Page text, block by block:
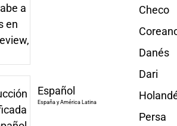
Español
España y América Latina
Checo
Danés
Dari
Persa